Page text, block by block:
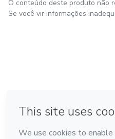
O conteúdo deste produto não
Se você vir informações
Feito com ❤ em Bogotá